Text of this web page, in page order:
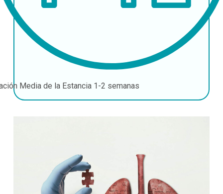
Media de la Estancia 1-2 semanas